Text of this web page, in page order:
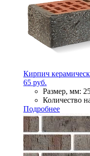
Кирпич
65 руб.
Размер, мм:
Количество
Подробнее